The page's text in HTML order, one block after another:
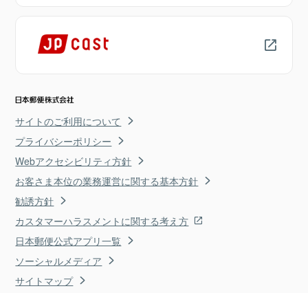
サイトのご利用について
プライバシーポリシー
Webアクセシビリティ方針
お客さま本位の業務運営に関する基本方針
勧誘方針
カスタマーハラスメントに関する考え方
日本郵便公式アプリ一覧
ソーシャルメディア
サイトマップ